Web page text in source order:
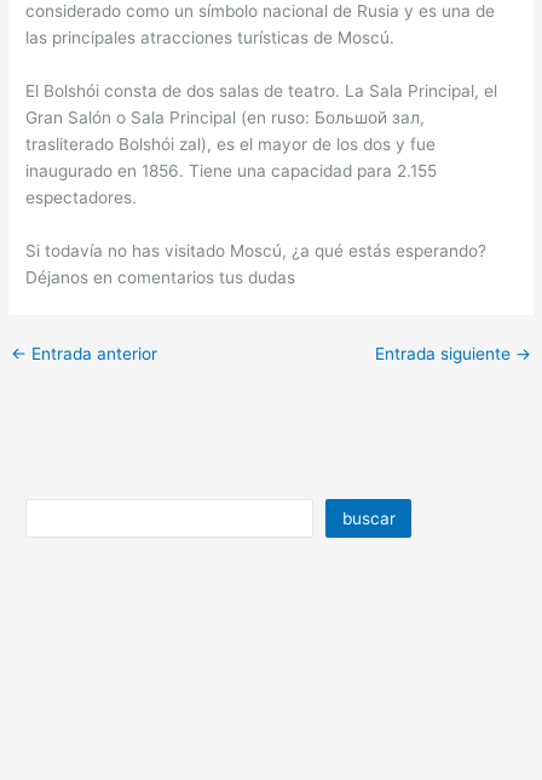
considerado como un símbolo nacional de Rusia y es una de
las principales atracciones turísticas de Moscú.
El Bolshói consta de dos salas de teatro. La Sala Principal, el
Gran Salón o Sala Principal (en ruso: Большой зал,
trasliterado Bolshói zal), es el mayor de los dos y fue
inaugurado en 1856. Tiene una capacidad para 2.155
espectadores.
Si todavía no has visitado Moscú, ¿a qué estás esperando?
Déjanos en comentarios tus dudas
← Entrada anterior Entrada siguiente →
buscar